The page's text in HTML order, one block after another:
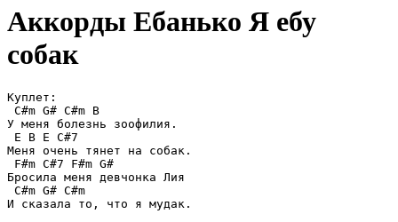
Аккорды Ебанько Я ебу
собак
Куплет:
C#m G# C#m B
У меня болезнь зоофилия.
E B E C#7
Меня очень тянет на собак.
F#m C#7 F#m G#
Бросила меня девчонка Лия
C#m G# C#m
И сказала то, что я мудак.